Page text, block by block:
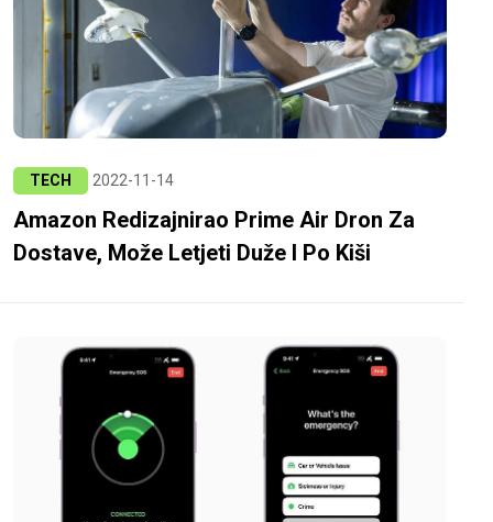
TECH 2022-11-14
Amazon Redizajnirao Prime Air Dron Za
Dostave, Može Letjeti Duže I Po Kiši